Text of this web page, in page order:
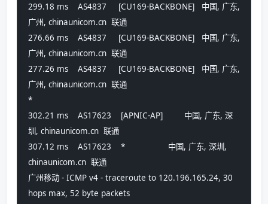
299.18 ms    AS4837     [CU169-BACKBONE]   中国, 广东,
广州, chinaunicom.cn  联通
276.66 ms    AS4837     [CU169-BACKBONE]   中国, 广东,
广州, chinaunicom.cn  联通
277.26 ms    AS4837     [CU169-BACKBONE]   中国, 广东,
广州, chinaunicom.cn  联通
*
302.21 ms    AS17623    [APNIC-AP]         中国, 广东, 深
圳, chinaunicom.cn  联通
307.12 ms    AS17623    *                  中国, 广东, 深圳,
chinaunicom.cn  联通
广州移动 - ICMP v4 - traceroute to 120.196.165.24, 30
hops max, 52 byte packets